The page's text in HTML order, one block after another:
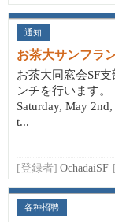
通知
お茶大サンフラ
お茶大同窓会SF
ンチを行います。
Saturday, May
t...
[登録者] OchadaiSF
各种招聘